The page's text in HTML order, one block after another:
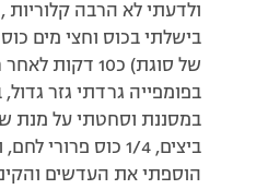
ולדעתי לא הרבה
בישלתי בכוס וחצי מים
של סוגת) כ10 דקות לאחר רתיחה.
בפומפייה גרדתי גזר
הוספתי את העדשים